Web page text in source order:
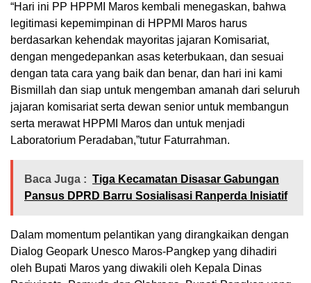
“Hari ini PP HPPMI Maros kembali menegaskan, bahwa
legitimasi kepemimpinan di HPPMI Maros harus
berdasarkan kehendak mayoritas jajaran Komisariat,
dengan mengedepankan asas keterbukaan, dan sesuai
dengan tata cara yang baik dan benar, dan hari ini kami
Bismillah dan siap untuk mengemban amanah dari seluruh
jajaran komisariat serta dewan senior untuk membangun
serta merawat HPPMI Maros dan untuk menjadi
Laboratorium Peradaban,”tutur Faturrahman.
Baca Juga : Tiga Kecamatan Disasar Gabungan
Pansus DPRD Barru Sosialisasi Ranperda Inisiatif
Dalam momentum pelantikan yang dirangkaikan dengan
Dialog Geopark Unesco Maros-Pangkep yang dihadiri
oleh Bupati Maros yang diwakili oleh Kepala Dinas